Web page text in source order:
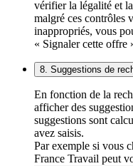
vérifier la légalité et
malgré ces contrôles
inappropriés, vous
« Signaler cette offre
8. Suggestions de
En fonction de la
afficher des
suggestions sont
avez saisis.
Par exemple si vous
France Travail peut